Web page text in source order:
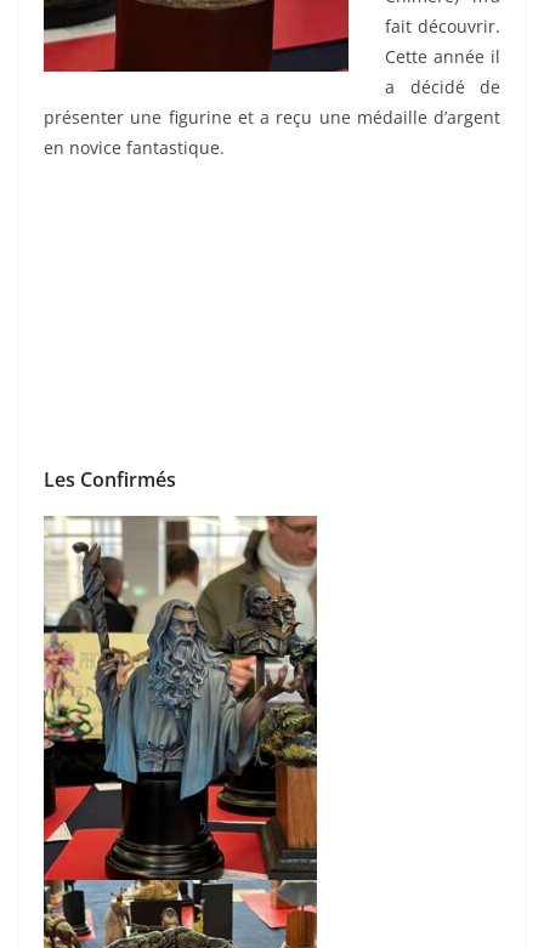
fait découvrir.
Cette année il
a décidé de
présenter une figurine et a reçu une médaille d’argent
en novice fantastique.
Les Confirmés